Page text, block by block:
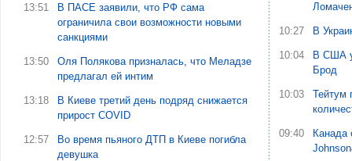
13:51
В ПАСЕ заявили, что РФ сама
ограничила свои возможности новыми
санкциями
13:50
Оля Полякова призналась, что Меладзе
предлагал ей интим
13:18
В Киеве третий день подряд снижается
прирост COVID
12:57
Во время пьяного ДТП в Киеве погибла
девушка
10:27 В
10:04
В США
Брод
10:03
Тейтум
09:40
Канада